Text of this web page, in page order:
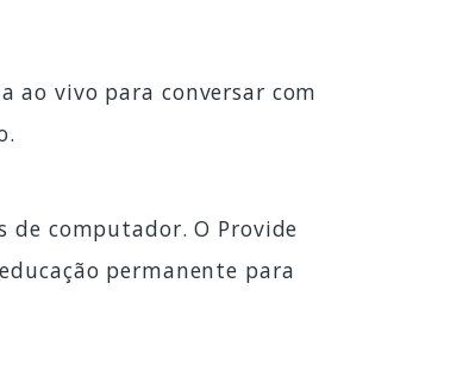
ao vivo para conversar com
computador. O Provide
permanente para